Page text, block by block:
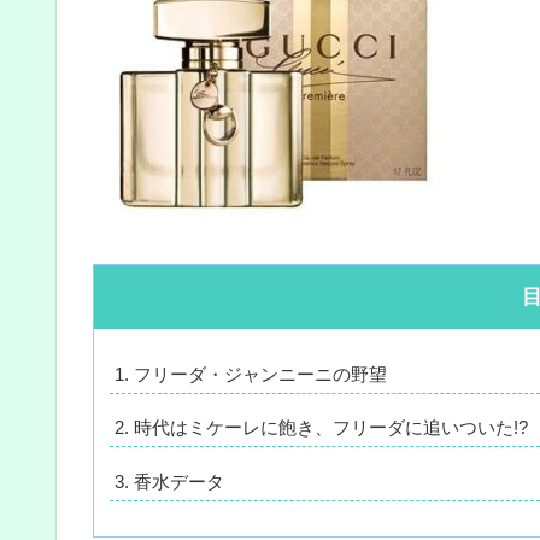
フリーダ・ジャンニーニの野望
時代はミケーレに飽き、フリーダに追いついた!?
香水データ